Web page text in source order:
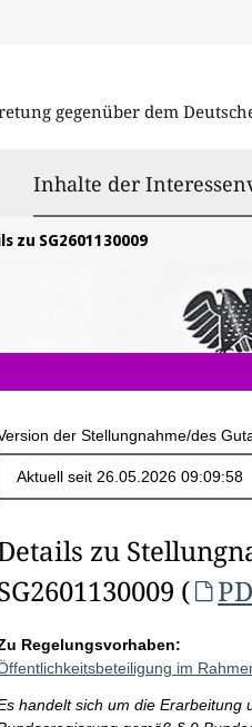
gegenüber dem
Inhalte der
zu SG2601130009
der Stellungnahme/des
zu
(
Regelungsvorhaben:
im
handelt sich um die Erarbeitung